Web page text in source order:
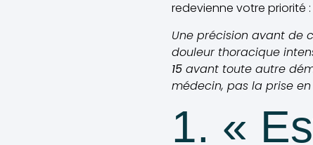
redevienne votre priorité
Une précision avant de
douleur thoracique
15 avant toute autre
médecin, pas la prise
1. «